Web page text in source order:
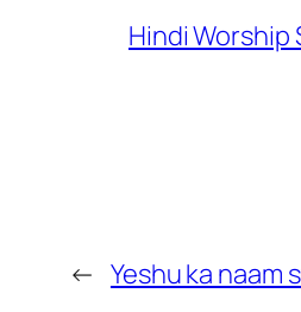
Hindi Worship
← Yeshu ka naam